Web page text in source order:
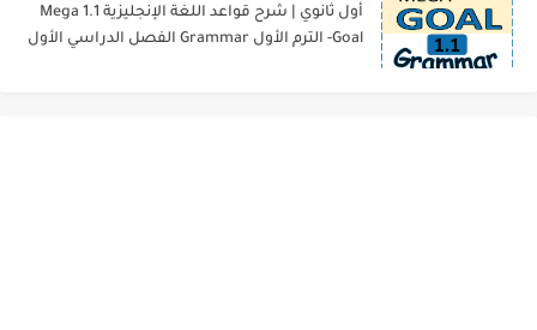
أول ثانوي | شرح قواعد اللغة الإنجليزية 1.1 Mega
Goal- الترم الأول Grammar الفصل الدراسي الأول